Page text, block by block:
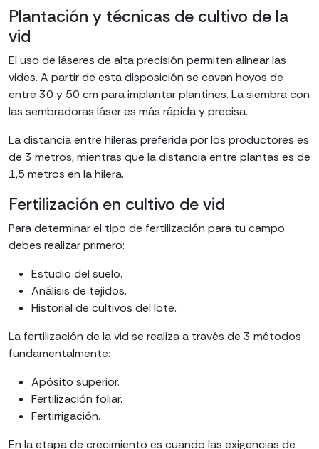
Plantación y técnicas de cultivo de la
vid
El uso de láseres de alta precisión permiten alinear las
vides. A partir de esta disposición se cavan hoyos de
entre 30 y 50 cm para implantar plantines. La siembra con
las sembradoras láser es más rápida y precisa.
La distancia entre hileras preferida por los productores es
de 3 metros, mientras que la distancia entre plantas es de
1,5 metros en la hilera.
Fertilización en cultivo de vid
Para determinar el tipo de fertilización para tu campo
debes realizar primero:
Estudio del suelo.
Análisis de tejidos.
Historial de cultivos del lote.
La fertilización de la vid se realiza a través de 3 métodos
fundamentalmente:
Apósito superior.
Fertilización foliar.
Fertirrigación.
En la etapa de crecimiento es cuando las exigencias de